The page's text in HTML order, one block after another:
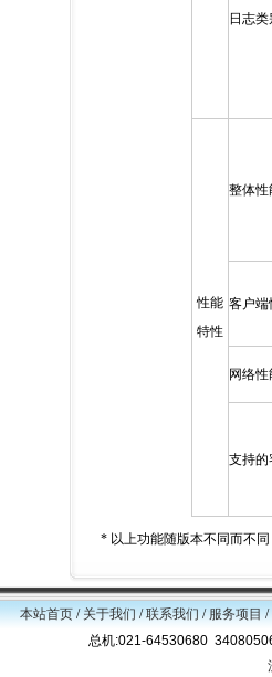
日志类
性能
特性
整体性
客户端
网络性
支持的
* 以上功能随版本不同而不
本站首页/关于我们/联系我们/服务项目/
总机:021-64530680